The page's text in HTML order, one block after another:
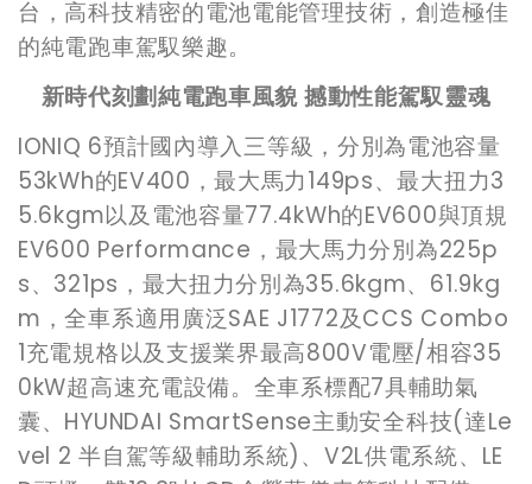
台，高科技精密的電池電能管理技術，創造極佳
的純電跑車駕馭樂趣。
新時代刻劃純電跑車風貌 撼動性能駕馭靈魂
IONIQ 6預計國內導入三等級，分別為電池容量
53kWh的EV400，最大馬力149ps、最大扭力3
5.6kgm以及電池容量77.4kWh的EV600與頂規
EV600 Performance，最大馬力分別為225p
s、321ps，最大扭力分別為35.6kgm、61.9kg
m，全車系適用廣泛SAE J1772及CCS Combo
1充電規格以及支援業界最高800V電壓/相容35
0kW超高速充電設備。全車系標配7具輔助氣
囊、HYUNDAI SmartSense主動安全科技(達Le
vel 2 半自駕等級輔助系統)、V2L供電系統、LE